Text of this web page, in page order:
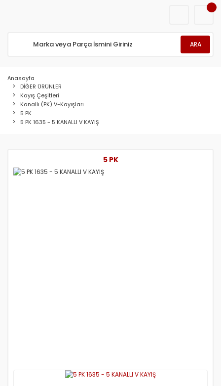
ARA
Anasayfa
DİĞER ÜRÜNLER
Kayış Çeşitleri
Kanallı (PK) V-Kayışları
5 PK
5 PK 1635 - 5 KANALLI V KAYIŞ
5 PK